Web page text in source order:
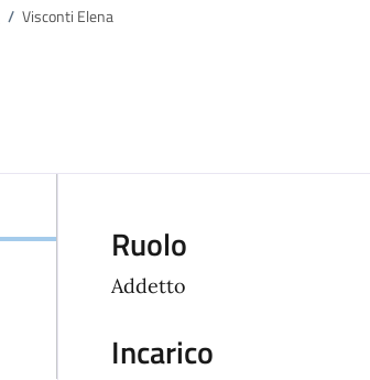
/ Visconti Elena
Ruolo
Addetto
Incarico